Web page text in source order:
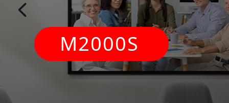
M2000S
넳